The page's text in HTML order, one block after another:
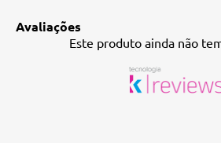
Avaliações
Este produto ainda não